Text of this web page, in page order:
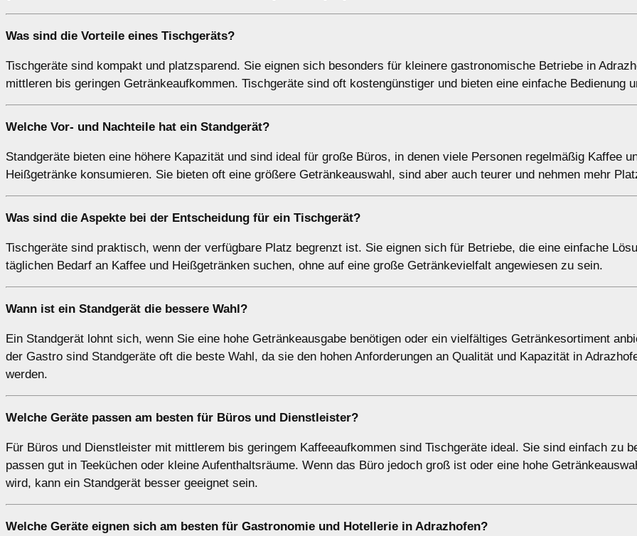
Was sind die Vorteile eines Tischgeräts?
Tischgeräte sind kompakt und platzsparend. Sie eignen sich besonders für kleinere gastronomische Betriebe in
mittleren bis geringen Getränkeaufkommen. Tischgeräte sind oft kostengünstiger und bieten eine einfache Bedienung
Welche Vor- und Nachteile hat ein Standgerät?
Standgeräte bieten eine höhere Kapazität und sind ideal für große Büros, in denen viele Personen regelmäßig Kaffee
Heißgetränke konsumieren. Sie bieten oft eine größere Getränkeauswahl, sind aber auch teurer und nehmen mehr
Was sind die Aspekte bei der Entscheidung für ein Tischgerät?
Tischgeräte sind praktisch, wenn der verfügbare Platz begrenzt ist. Sie eignen sich für Betriebe, die eine einfache
täglichen Bedarf an Kaffee und Heißgetränken suchen, ohne auf eine große Getränkevielfalt angewiesen zu sein.
Wann ist ein Standgerät die bessere Wahl?
Ein Standgerät lohnt sich, wenn Sie eine hohe Getränkeausgabe benötigen oder ein vielfältiges Getränkesortiment
der Gastro sind Standgeräte oft die beste Wahl, da sie den hohen Anforderungen an Qualität und Kapazität in
werden.
Welche Geräte passen am besten für Büros und Dienstleister?
Für Büros und Dienstleister mit mittlerem bis geringem Kaffeeaufkommen sind Tischgeräte ideal. Sie sind einfach zu
passen gut in Teeküchen oder kleine Aufenthaltsräume. Wenn das Büro jedoch groß ist oder eine hohe
wird, kann ein Standgerät besser geeignet sein.
Welche Geräte eignen sich am besten für Gastronomie und Hotellerie in Adrazhofen?